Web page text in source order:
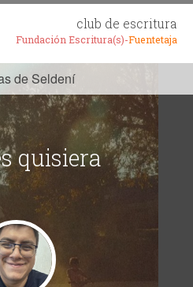
club de escritura
Fundación Escritura(s)-Fuentetaja
de Seldení
quisiera